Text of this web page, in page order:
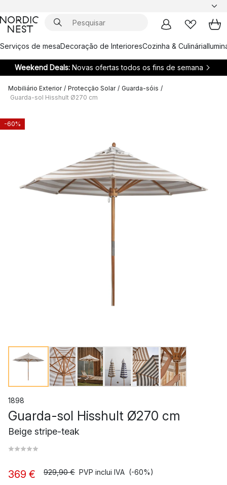
Serviços de mesaDecoração de InterioresCozinha & Culinária
Weekend Deals: Novas ofertas todos os fins de semana
Mobiliário Exterior / Protecção Solar / Guarda-sóis /
Guarda-sol Hisshult Ø270 cm
-60%
1898
Guarda-sol Hisshult Ø270 cm
Beige stripe-teak
369 € 929,90 € PVP inclui IVA (-60%)